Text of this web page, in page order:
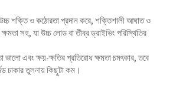
শক্তি ও কঠোরতা প্রদান করে, শক্তিশালী আঘাত ও
সহ, যা উচ্চ লোড বা তীব্র ড্রাইভিং পরিস্থিতির
ভালো এবং ক্ষয়-ক্ষতির প্রতিরোধ ক্ষমতা চমৎকার, তবে
চাকার তুলনায় কিছুটা কম।
Shqip
سرائیکی
සිංහල
Сахалыы